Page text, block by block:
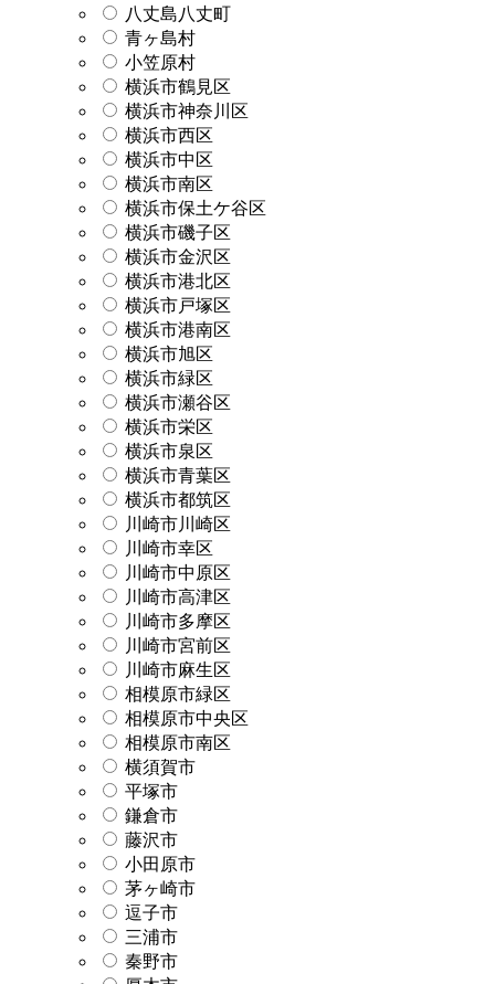
八丈島八丈町
青ヶ島村
小笠原村
横浜市鶴見区
横浜市神奈川区
横浜市西区
横浜市中区
横浜市南区
横浜市保土ケ谷区
横浜市磯子区
横浜市金沢区
横浜市港北区
横浜市戸塚区
横浜市港南区
横浜市旭区
横浜市緑区
横浜市瀬谷区
横浜市栄区
横浜市泉区
横浜市青葉区
横浜市都筑区
川崎市川崎区
川崎市幸区
川崎市中原区
川崎市高津区
川崎市多摩区
川崎市宮前区
川崎市麻生区
相模原市緑区
相模原市中央区
相模原市南区
横須賀市
平塚市
鎌倉市
藤沢市
小田原市
茅ヶ崎市
逗子市
三浦市
秦野市